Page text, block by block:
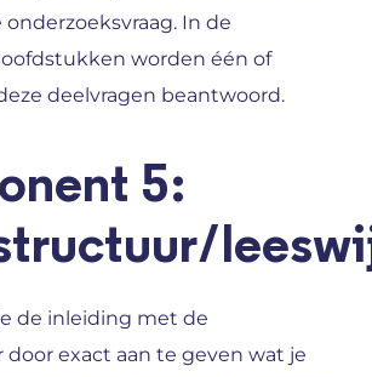
In de
worden één of
deelvragen beantwoord.
5:
de inleiding met de
exact aan te geven wat je